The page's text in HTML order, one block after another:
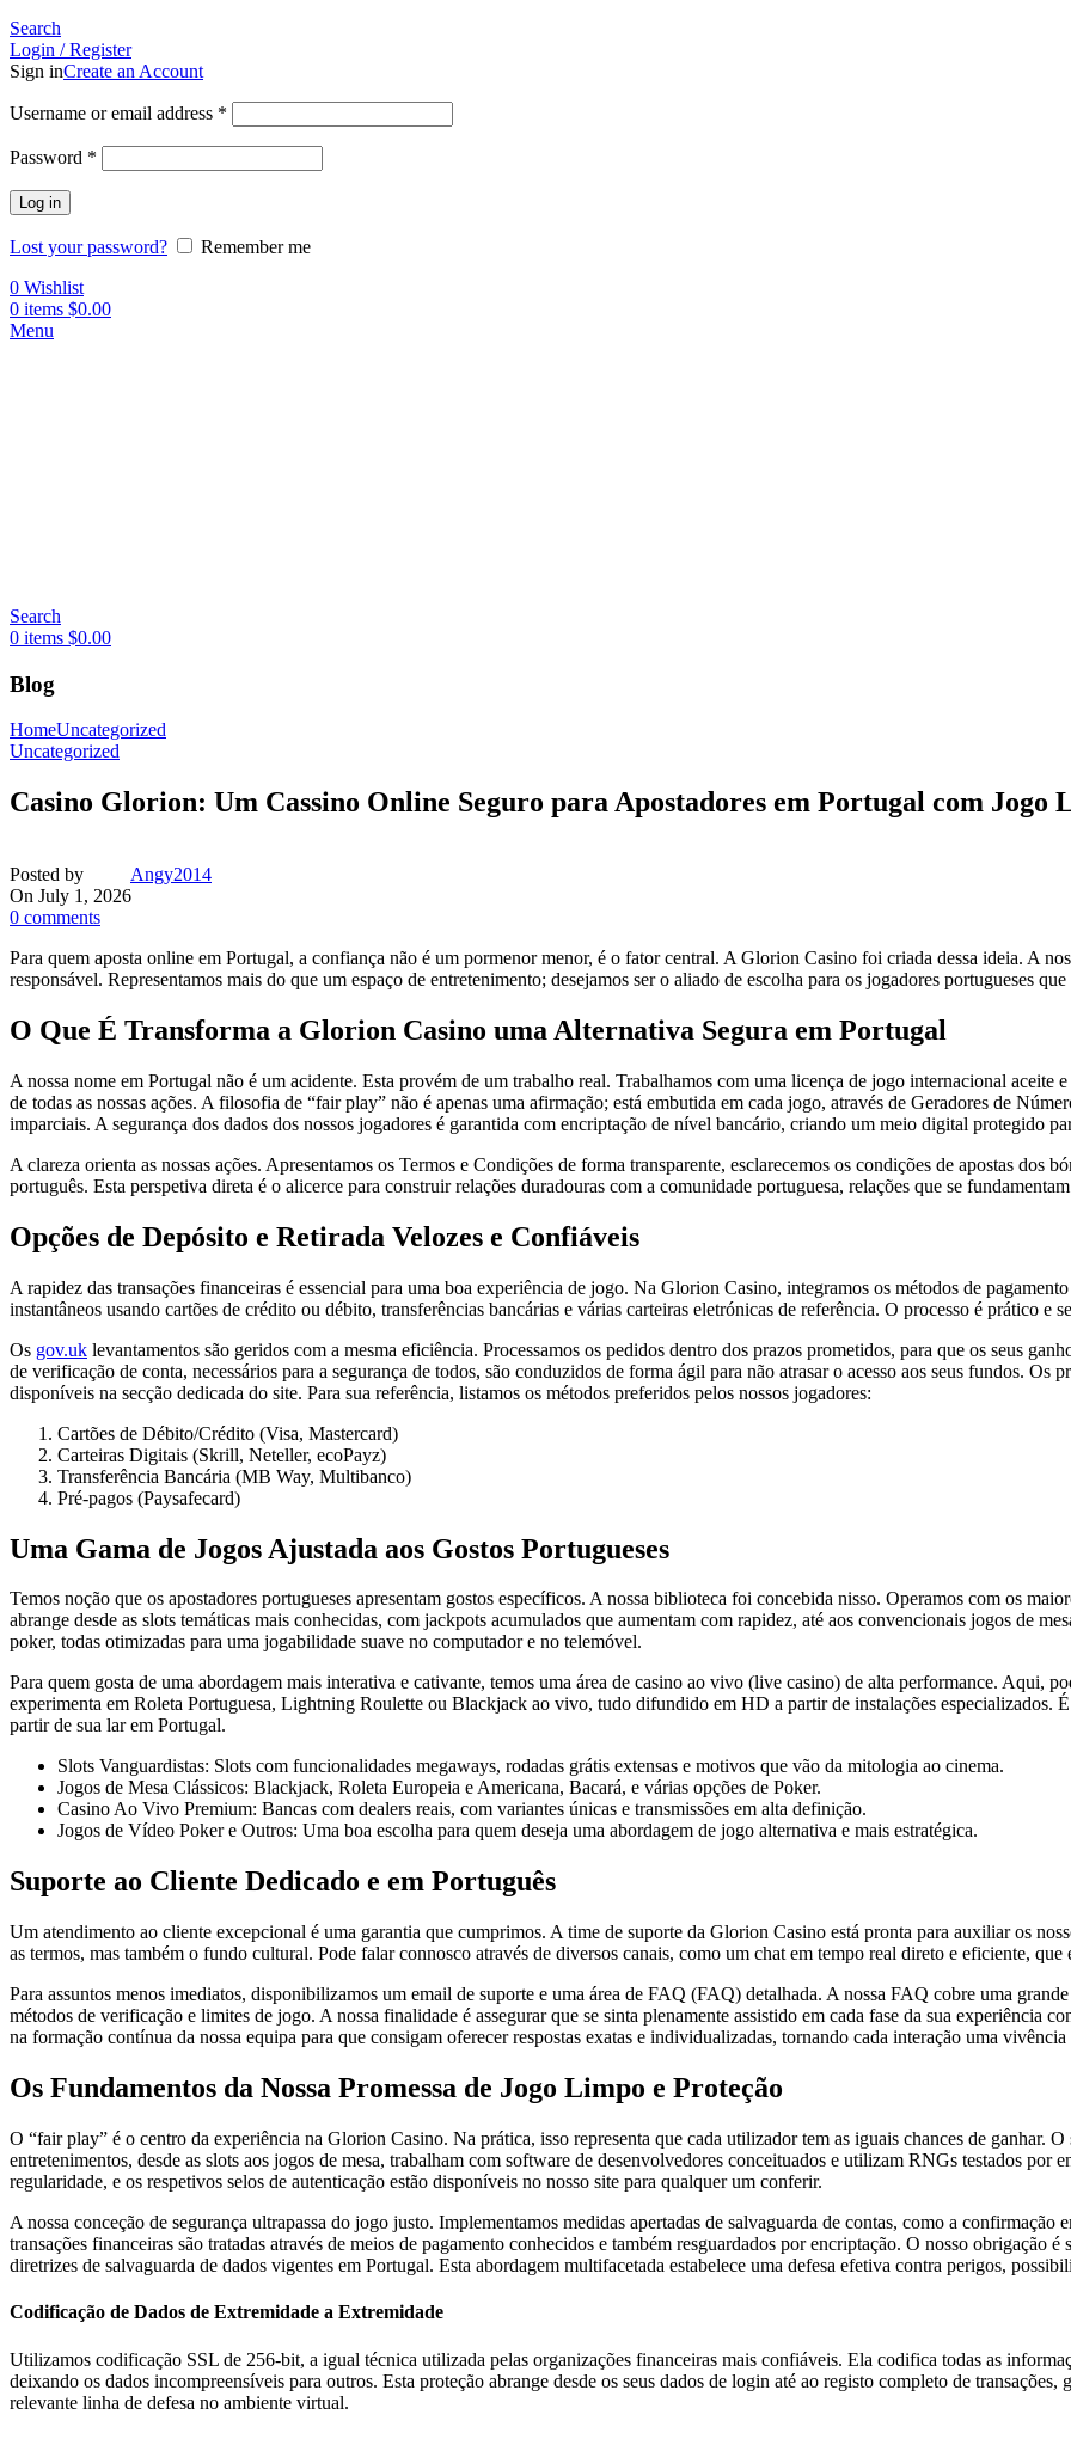
Search
Login / Register
Sign inCreate an Account
Username or email address *
Password *
Log in
Lost your password?
Remember me
0 Wishlist
0 items $0.00
Menu
Search
0 items $0.00
Blog
HomeUncategorized
Uncategorized
Casino Glorion: Um Cassino Online Seguro para Apostadores em Portugal com Jogo
Posted by
Angy2014
On July 1, 2026
0 comments
Para quem aposta online em Portugal, a confiança não é um pormenor menor, é o fator central. A Glorion Casino foi criada dessa ideia. A
responsável. Representamos mais do que um espaço de entretenimento; desejamos ser o aliado de escolha para os jogadores portugueses
O Que É Transforma a Glorion Casino uma Alternativa Segura em Portugal
A nossa nome em Portugal não é um acidente. Esta provém de um trabalho real. Trabalhamos com uma licença de jogo internacional aceite
de todas as nossas ações. A filosofia de “fair play” não é apenas uma afirmação; está embutida em cada jogo, através de Geradores de
imparciais. A segurança dos dados dos nossos jogadores é garantida com encriptação de nível bancário, criando um meio digital protegido
A clareza orienta as nossas ações. Apresentamos os Termos e Condições de forma transparente, esclarecemos os condições de apostas dos
português. Esta perspetiva direta é o alicerce para construir relações duradouras com a comunidade portuguesa, relações que se
Opções de Depósito e Retirada Velozes e Confiáveis
A rapidez das transações financeiras é essencial para uma boa experiência de jogo. Na Glorion Casino, integramos os métodos de
instantâneos usando cartões de crédito ou débito, transferências bancárias e várias carteiras eletrónicas de referência. O processo é prático e
Os gov.uk levantamentos são geridos com a mesma eficiência. Processamos os pedidos dentro dos prazos prometidos, para que os seus
de verificação de conta, necessários para a segurança de todos, são conduzidos de forma ágil para não atrasar o acesso aos seus fundos. Os
disponíveis na secção dedicada do site. Para sua referência, listamos os métodos preferidos pelos nossos jogadores:
Cartões de Débito/Crédito (Visa, Mastercard)
Carteiras Digitais (Skrill, Neteller, ecoPayz)
Transferência Bancária (MB Way, Multibanco)
Pré-pagos (Paysafecard)
Uma Gama de Jogos Ajustada aos Gostos Portugueses
Temos noção que os apostadores portugueses apresentam gostos específicos. A nossa biblioteca foi concebida nisso. Operamos com os
abrange desde as slots temáticas mais conhecidas, com jackpots acumulados que aumentam com rapidez, até aos convencionais jogos de
poker, todas otimizadas para uma jogabilidade suave no computador e no telemóvel.
Para quem gosta de uma abordagem mais interativa e cativante, temos uma área de casino ao vivo (live casino) de alta performance. Aqui,
experimenta em Roleta Portuguesa, Lightning Roulette ou Blackjack ao vivo, tudo difundido em HD a partir de instalações especializados.
partir de sua lar em Portugal.
Slots Vanguardistas: Slots com funcionalidades megaways, rodadas grátis extensas e motivos que vão da mitologia ao cinema.
Jogos de Mesa Clássicos: Blackjack, Roleta Europeia e Americana, Bacará, e várias opções de Poker.
Casino Ao Vivo Premium: Bancas com dealers reais, com variantes únicas e transmissões em alta definição.
Jogos de Vídeo Poker e Outros: Uma boa escolha para quem deseja uma abordagem de jogo alternativa e mais estratégica.
Suporte ao Cliente Dedicado e em Português
Um atendimento ao cliente excepcional é uma garantia que cumprimos. A time de suporte da Glorion Casino está pronta para auxiliar os
as termos, mas também o fundo cultural. Pode falar connosco através de diversos canais, como um chat em tempo real direto e eficiente,
Para assuntos menos imediatos, disponibilizamos um email de suporte e uma área de FAQ (FAQ) detalhada. A nossa FAQ cobre uma
métodos de verificação e limites de jogo. A nossa finalidade é assegurar que se sinta plenamente assistido em cada fase da sua experiência
na formação contínua da nossa equipa para que consigam oferecer respostas exatas e individualizadas, tornando cada interação uma vivência
Os Fundamentos da Nossa Promessa de Jogo Limpo e Proteção
O “fair play” é o centro da experiência na Glorion Casino. Na prática, isso representa que cada utilizador tem as iguais chances de ganhar.
entretenimentos, desde as slots aos jogos de mesa, trabalham com software de desenvolvedores conceituados e utilizam RNGs testados por
regularidade, e os respetivos selos de autenticação estão disponíveis no nosso site para qualquer um conferir.
A nossa conceção de segurança ultrapassa do jogo justo. Implementamos medidas apertadas de salvaguarda de contas, como a
transações financeiras são tratadas através de meios de pagamento conhecidos e também resguardados por encriptação. O nosso obrigação
diretrizes de salvaguarda de dados vigentes em Portugal. Esta abordagem multifacetada estabelece uma defesa efetiva contra perigos,
Codificação de Dados de Extremidade a Extremidade
Utilizamos codificação SSL de 256-bit, a igual técnica utilizada pelas organizações financeiras mais confiáveis. Ela codifica todas as
deixando os dados incompreensíveis para outros. Esta proteção abrange desde os seus dados de login até ao registo completo de
relevante linha de defesa no ambiente virtual.